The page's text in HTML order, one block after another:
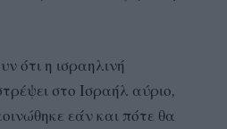
ότι η ισραηλινή
στο Ισραήλ αύριο,
εάν και πότε θα